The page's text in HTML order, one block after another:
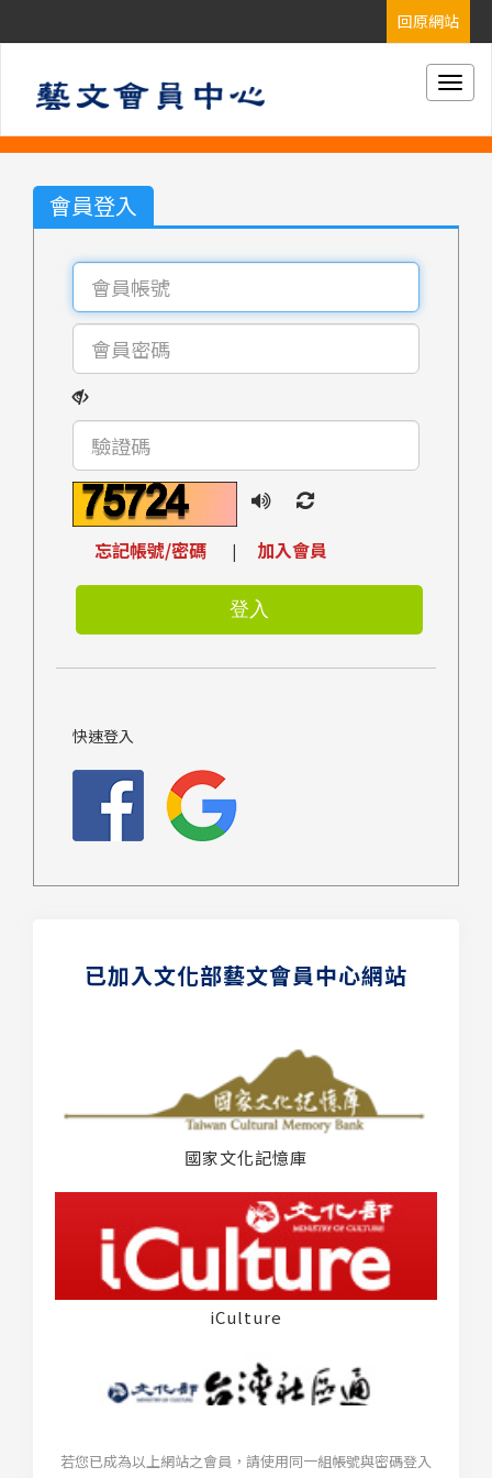
會員登入
忘記帳號/密碼 | 加入會員
快速登入
已加入文化部藝文會員中心網站
國家文化記憶庫
iCulture
若您已成為以上網站之會員，請使用同一組帳號與密碼登入